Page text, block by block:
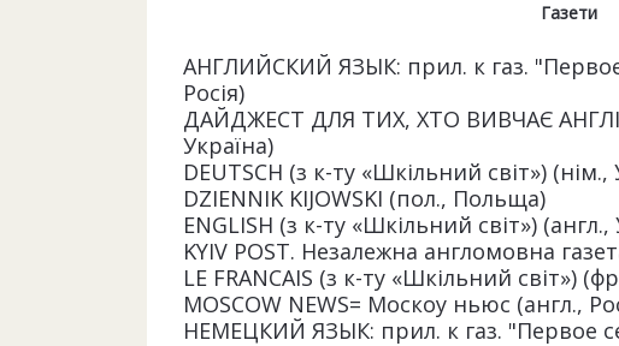
Газети
АНГЛИЙСКИЙ ЯЗЫК: прил. к газ.
Росія)
ДАЙДЖЕСТ ДЛЯ ТИХ, ХТО ВИВЧАЄ
Україна)
DEUTSCH (з к-ту «Шкільний світ»)
DZIENNIK KIJOWSKI (пол., Польща)
ENGLISH (з к-ту «Шкільний світ»)
KYIV POST. Незалежна англомовна
LE FRANCAIS (з к-ту «Шкільний світ»)
MOSCOW NEWS= Москоу ньюс (англ.,
НЕМЕЦКИЙ ЯЗЫК: прил. к газ. "Первое